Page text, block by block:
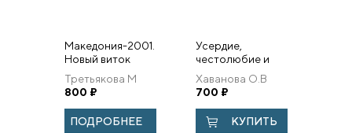
Македония-2001.
Новый виток
кризиса:
Исторические
предпосылки и
политические
последствия.
Третьякова М
800 ₽
ПОДРОБНЕЕ
Усердие,
честолюбие и
карьера.
Чиновничество в
монархии
Габсбургов в
эпоху
Хаванова О.В
700 ₽
КУПИТЬ